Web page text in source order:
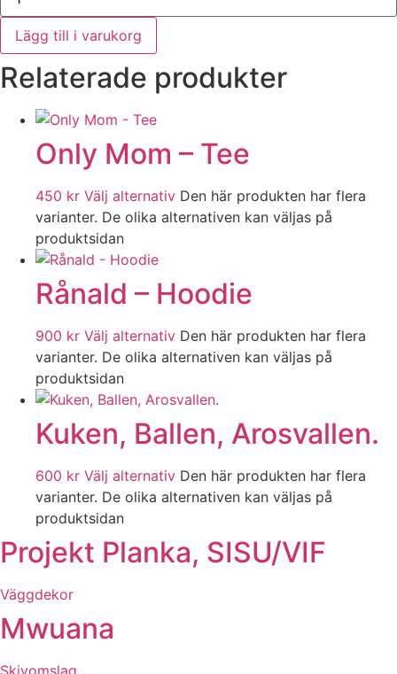
Lägg till i varukorg
Relaterade produkter
Only Mom – Tee
450 kr Välj alternativ Den här produkten har flera
varianter. De olika alternativen kan väljas på
produktsidan
Rånald – Hoodie
900 kr Välj alternativ Den här produkten har flera
varianter. De olika alternativen kan väljas på
produktsidan
Kuken, Ballen, Arosvallen.
600 kr Välj alternativ Den här produkten har flera
varianter. De olika alternativen kan väljas på
produktsidan
Projekt Planka, SISU/VIF
Väggdekor
Mwuana